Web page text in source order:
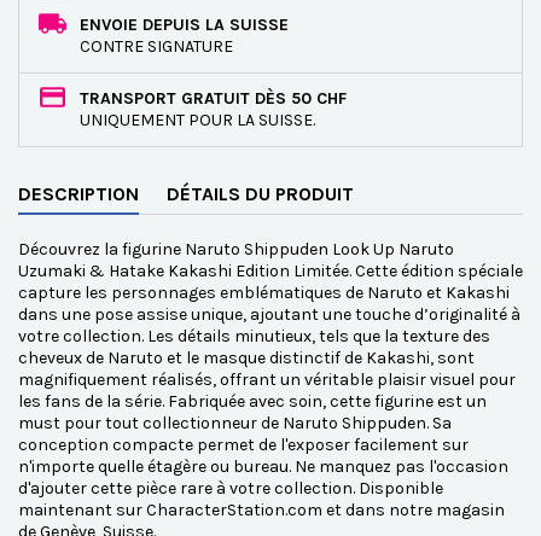
ENVOIE DEPUIS LA SUISSE
CONTRE SIGNATURE
TRANSPORT GRATUIT DÈS 50 CHF
UNIQUEMENT POUR LA SUISSE.
DESCRIPTION DÉTAILS DU PRODUIT
Découvrez la figurine Naruto Shippuden Look Up Naruto
Uzumaki & Hatake Kakashi Edition Limitée. Cette édition spéciale
capture les personnages emblématiques de Naruto et Kakashi
dans une pose assise unique, ajoutant une touche d’originalité à
votre collection. Les détails minutieux, tels que la texture des
cheveux de Naruto et le masque distinctif de Kakashi, sont
magnifiquement réalisés, offrant un véritable plaisir visuel pour
les fans de la série. Fabriquée avec soin, cette figurine est un
must pour tout collectionneur de Naruto Shippuden. Sa
conception compacte permet de l'exposer facilement sur
n'importe quelle étagère ou bureau. Ne manquez pas l'occasion
d'ajouter cette pièce rare à votre collection. Disponible
maintenant sur CharacterStation.com et dans notre magasin
de Genève, Suisse.